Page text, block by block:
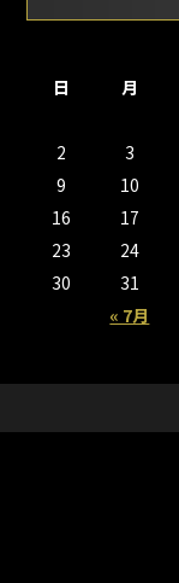
日
月
« 7月
2
3
9
10
16
17
23
24
30
31